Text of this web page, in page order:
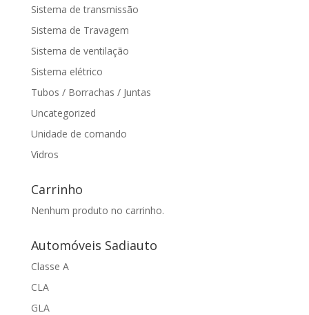
Sistema de transmissão
Sistema de Travagem
Sistema de ventilação
Sistema elétrico
Tubos / Borrachas / Juntas
Uncategorized
Unidade de comando
Vidros
Carrinho
Nenhum produto no carrinho.
Automóveis Sadiauto
Classe A
CLA
GLA